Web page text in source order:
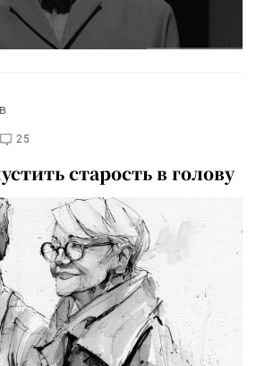
25
старость в голову